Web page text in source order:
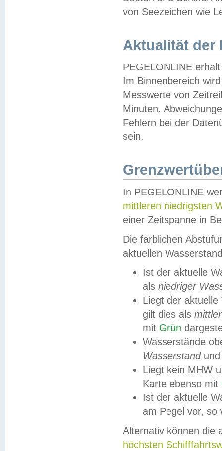
von Seezeichen wie
Aktualität der
PEGELONLINE
Im Binnenbereich
Messwerte von
Minuten.
Fehlern bei der
sein.
In PEGELONLINE
mittleren niedrigsten
einer Zeitspanne in
Die farblichen
aktuellen
Ist der aktuelle
als niedriger
Liegt der
gilt dies als
mit Grün
Wasserstände
Wasserstandund
Liegt kein MHW
Karte ebenso mit
Ist der aktuelle
am Pegel vor,
Alternativ können die
höchsten